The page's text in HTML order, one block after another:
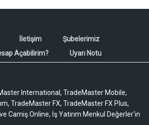
İletişim
Şubelerimiz
Açabilirim?
Uyarı Notu
International, TradeMaster Mobile,
TradeMaster FX, TradeMaster FX Plus,
Camiş Online, İş Yatırım Menkul Değerler'in